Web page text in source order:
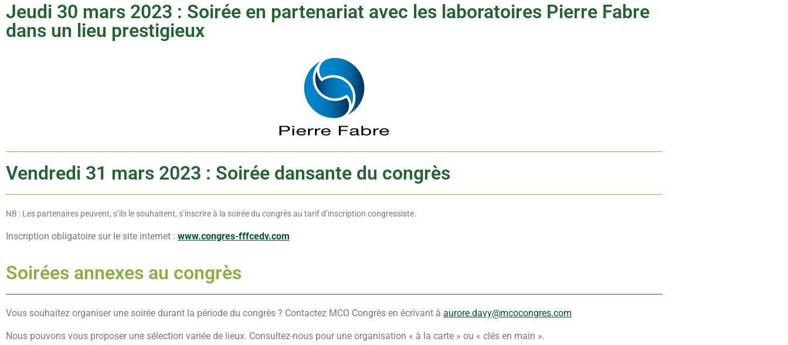
Jeudi 30 mars 2023 : Soirée en partenariat avec les laboratoires Pierre Fabre
dans un lieu prestigieux
Vendredi 31 mars 2023 : Soirée dansante du congrès
NB : Les partenaires peuvent, s’ils le souhaitent, s’inscrire à la soirée du congrès au tarif d’inscription congressiste.
Inscription obligatoire sur le site internet : www.congres-fffcedv.com
Soirées annexes au congrès
Vous souhaitez organiser une soirée durant la période du congrès ? Contactez MCO Congrès en écrivant à aurore.davy@mcocongres.com
Nous pouvons vous proposer une sélection variée de lieux. Consultez-nous pour une organisation « à la carte » ou « clés en main ».